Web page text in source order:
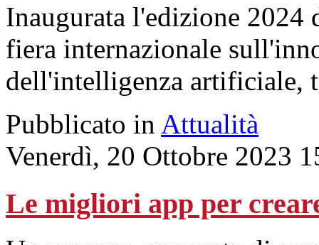
Inaugurata l'edizione
fiera internazionale
dell'intelligenza artificiale,
Pubblicato in Attualità
Venerdì, 20 Ottobre 2023
Le migliori app per